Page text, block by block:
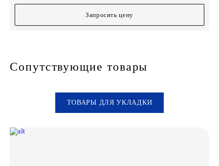
Запросить цену
Сопутствующие товары
ТОВАРЫ ДЛЯ УКЛАДКИ